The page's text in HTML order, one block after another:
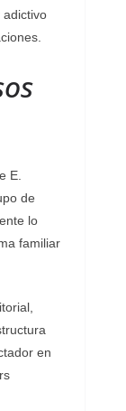
adictivo
E.
de
lo
familiar
en